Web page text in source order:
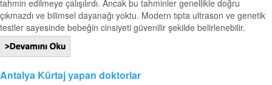
tahmin edilmeye çalışılırdı. Ancak bu tahminler genellikle doğru
çıkmazdı ve bilimsel dayanağı yoktu. Modern tıpta ultrason ve genetik
testler sayesinde bebeğin cinsiyeti güvenilir şekilde belirlenebilir.
Antalya Kürtaj yapan doktorlar